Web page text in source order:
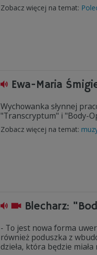
Zobacz więcej na temat:
Ewa-Maria
Wychowanka słynnej
"Transcryptum" i "Body-
Zobacz więcej na temat:
Blecharz:
- To jest nowa forma
również poduszka z
dzieła, która będzie